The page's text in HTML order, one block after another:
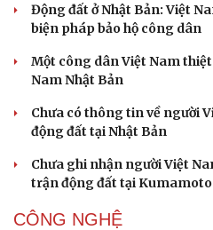
Động đất ở Nhật Bản: Việt
biện pháp bảo hộ công dân
Một công dân Việt Nam
Nam Nhật Bản
Chưa có thông tin về người
động đất tại Nhật Bản
Chưa ghi nhận người Việt
trận động đất tại Kumamoto
CÔNG NGHỆ